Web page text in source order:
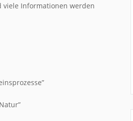
viele Informationen werden